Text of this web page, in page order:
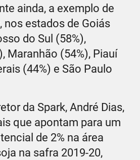
ainda, a exemplo de
nos estados de Goiás
do Sul (58%),
Maranhão (54%), Piauí
(44%) e São Paulo
da Spark, André Dias,
que apontam para um
de 2% na área
na safra 2019-20,